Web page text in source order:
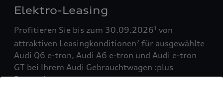
Elektro-Leasing
Profitieren Sie bis zum 30.09.20261 von
attraktiven Leasingkonditionen2 für ausgewählte
Audi Q6 e-tron, Audi A6 e-tron und Audi e-tron
GT bei Ihrem Audi Gebrauchtwagen :plus
Partner!